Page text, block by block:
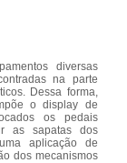
diversas
na parte
Dessa forma,
o display de
os pedais
as sapatas dos
aplicação de
dos mecanismos